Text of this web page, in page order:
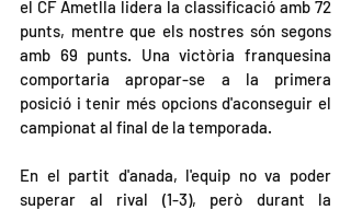
el CF Ametlla lidera la classificació amb 72
punts, mentre que els nostres són segons
amb 69 punts. Una victòria franquesina
comportaria apropar-se a la primera
posició i tenir més opcions d'aconseguir el
campionat al final de la temporada.
En el partit d'anada, l'equip no va poder
superar al rival (1-3), però durant la